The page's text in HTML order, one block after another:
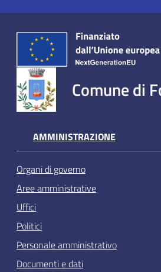
Comune di
AMMINISTRAZIONE
Organi di governo
Aree amministrative
Uffici
Politici
Personale amministrativo
Documenti e dati